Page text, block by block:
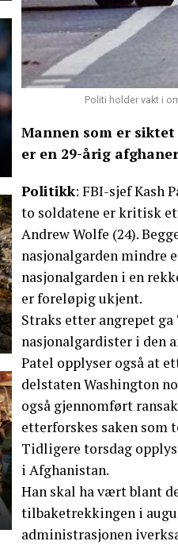
Politi holder vakt i
Mannen som er
er en 29-årig
Politikk: FBI-sjef Kash
to soldatene er kritisk
Andrew Wolfe (24).
nasjonalgarden mindre
nasjonalgarden i en
er foreløpig ukjent.
Straks etter angrepet
nasjonalgardister i den
Patel opplyser også at
delstaten Washington
også gjennomført
etterforskes saken som
Tidligere torsdag
i Afghanistan.
Han skal ha vært blant
tilbaketrekkingen i
administrasjonen